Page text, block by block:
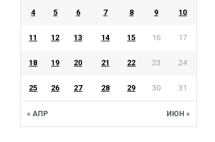
« АПР ИЮН »
4 5 6 7 8 9 10
11 12 13 14 15 16 17
18 19 20 21 22 23 24
25 26 27 28 29 30 31